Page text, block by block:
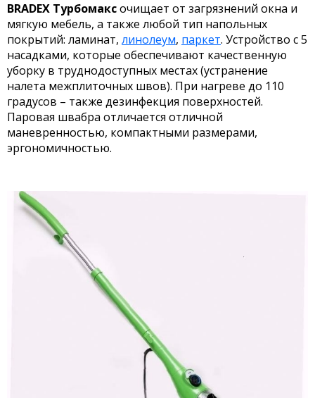
BRADEX Турбомаксочищает от загрязнений окна и
мягкую мебель, а также любой тип напольных
покрытий: ламинат, линолеум, паркет. Устройство с 5
насадками, которые обеспечивают качественную
уборку в труднодоступных местах (устранение
налета межплиточных швов). При нагреве до 110
градусов – также дезинфекция поверхностей.
Паровая швабра отличается отличной
маневренностью, компактными размерами,
эргономичностью.